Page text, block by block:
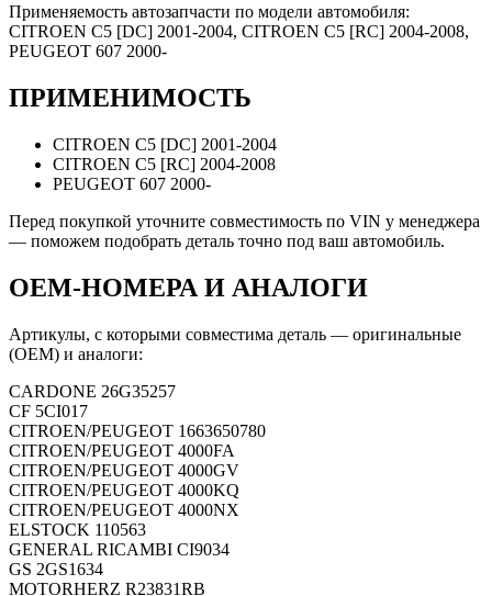
Применяемость автозапчасти по модели автомобиля:
CITROEN C5 [DC] 2001-2004, CITROEN C5 [RC] 2004-2008,
PEUGEOT 607 2000-
ПРИМЕНИМОСТЬ
CITROEN C5 [DC] 2001-2004
CITROEN C5 [RC] 2004-2008
PEUGEOT 607 2000-
Перед покупкой уточните совместимость по VIN у менеджера
— поможем подобрать деталь точно под ваш автомобиль.
OEM-НОМЕРА И АНАЛОГИ
Артикулы, с которыми совместима деталь — оригинальные
(OEM) и аналоги:
CARDONE 26G35257
CF 5CI017
CITROEN/PEUGEOT 1663650780
CITROEN/PEUGEOT 4000FA
CITROEN/PEUGEOT 4000GV
CITROEN/PEUGEOT 4000KQ
CITROEN/PEUGEOT 4000NX
ELSTOCK 110563
GENERAL RICAMBI CI9034
GS 2GS1634
MOTORHERZ R23831RB